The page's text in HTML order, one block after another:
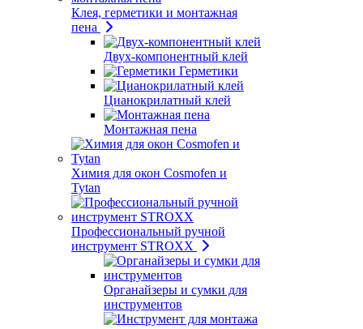
Клея, герметики и монтажная
пена
Двух-компонентный клей
Герметики
Цианокрилатный клей
Монтажная пена
Химия для окон Cosmofen и
Tytan
Профессиональный ручной
инструмент STROXX
Органайзеры и сумки для
инструментов